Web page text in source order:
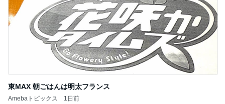
東MAX 朝ごはんは明太フランス
Amebaトピックス 1日前